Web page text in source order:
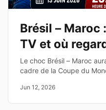
Brésil – Maroc
TV et où
la Coupe du
Le choc Brésil – Maroc
cadre de la Coupe du
de cette affiche du Groupe
Jun 12, 2026